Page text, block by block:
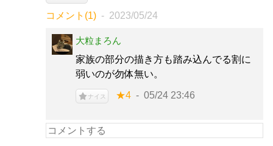
コメント(1) 2023/05/24
大粒まろん
家族の部分の描き方も踏み込んでる割に
弱いのが勿体無い。
ナイス ★4 05/24 23:46